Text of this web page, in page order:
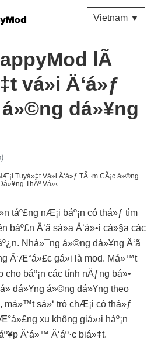
Vietnam ▼
lÃ
vá»i Ä‘á»ƒ
dá»¥ng
táº£ng nÆ¡i báº¡n có thá»ƒ tìm
báº£n Ä‘ã sá»­a Ä‘á»•i cá»§a các
Nhá»¯ng á»©ng dá»¥ng Ä‘ã
Ä‘Æ°á»£c gá»i là mod. Má»™t
cho báº¡n các tính nÄƒng bá»•
dá»¥ng á»©ng dá»¥ng theo
má»™t sá»‘ trò chÆ¡i có thá»ƒ
xu không giá»›i háº¡n
Ä‘á»™ Ä‘áº·c biá»‡t.